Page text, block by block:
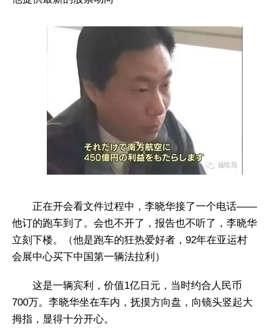
正在开会看文件过程中，李晓华接了一个电话——
他订的跑车到了。会也不开了，报告也不听了，李晓华
立刻下楼。（他是跑车的狂热爱好者，92年在亚运村
会展中心买下中国第一辆法拉利）
这是一辆宾利，价值1亿日元，当时约合人民币
700万。李晓华坐在车内，抚摸方向盘，向镜头竖起大
拇指，显得十分开心。